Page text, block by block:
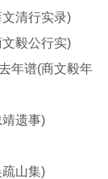
清行实录)
毅公行实)
年谱(商文毅年
遗事)
山集)